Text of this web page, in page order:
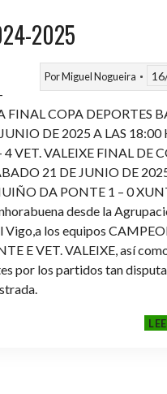
2025
PorMiguel Nogueira
COPA DEPORTES
DE 2025 A LAS 18:00
VET. VALEIXE FINAL DE
21 DE JUNIO DE
DA PONTE 1 – 0
desde la
los equipos
E VET. VALEIXE, así
por los partidos tan